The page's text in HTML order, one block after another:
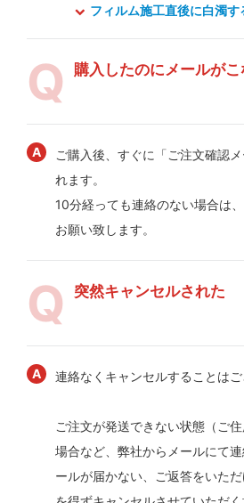
フィルム施工直後に白濁す
購入したのにメールが
ご購入後、すぐに「ご注文確認
れます。
10分経っても連絡のない場合は
お願い致します。
突然キャンセルされた
連絡なくキャンセルすることはご
ご注文が発送できない状態（ご
場合など、弊社からメールにて
ールが届かない、ご返答をいた